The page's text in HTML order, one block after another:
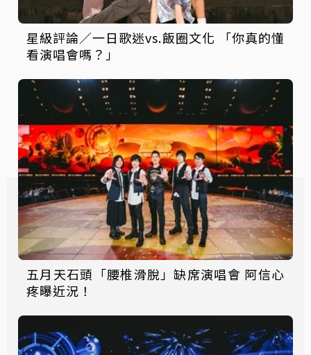
星級評論／一日歌迷vs.飯圈文化 「你真的懂
看演唱會嗎？」
五月天石頭「腰椎滑脫」缺席演唱會 阿信心
疼曝近況！